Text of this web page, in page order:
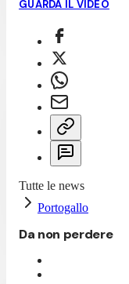
GUARDA IL VIDEO
Tutte le news
Portogallo
Da non perdere